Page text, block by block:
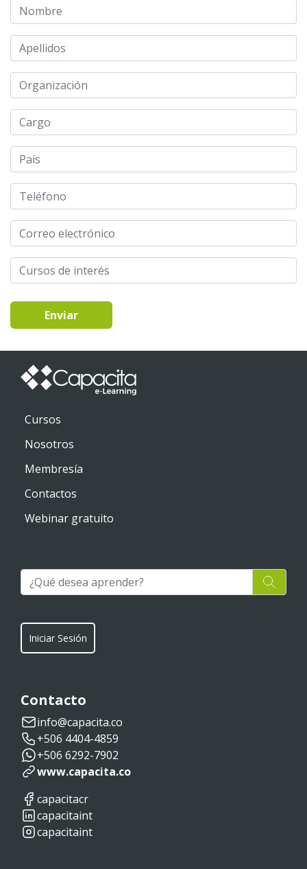
Enviar
Cursos
Nosotros
Membresía
Contactos
Webinar gratuito
Iniciar Sesión
Contacto
info@capacita.co
+506 4404-4859
+506 6292-7902
www.capacita.co
capacitacr
capacitaint
capacitaint